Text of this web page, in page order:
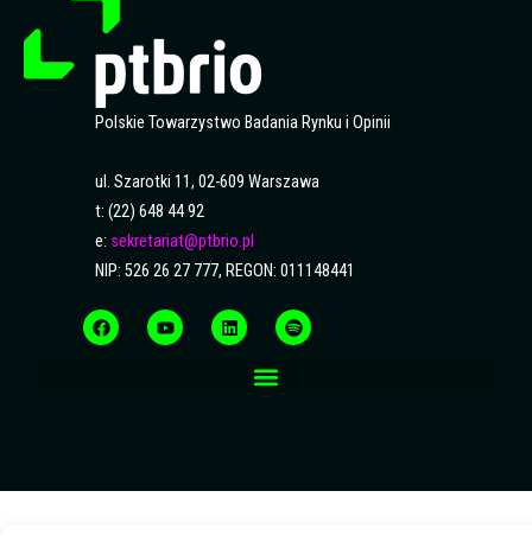
Polskie Towarzystwo Badania Rynku i Opinii
ul. Szarotki 11, 02-609 Warszawa
t: (22) 648 44 92
e: sekretariat@ptbrio.pl
NIP: 526 26 27 777, REGON: 011148441
a
c
e
o
u
t
i
n
k
p
o
t